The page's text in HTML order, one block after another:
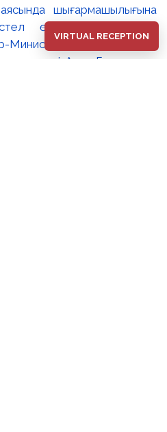
шығармашылығына
өтті. 🔹Қазақстан
орынбасары –
министрі Аида Ғалымқызы
VIRTUAL RECEPTION